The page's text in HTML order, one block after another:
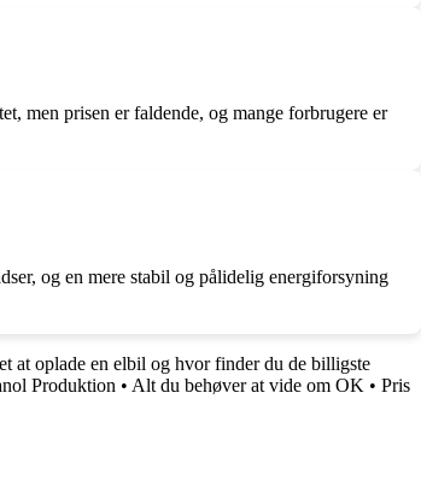
men prisen er faldende, og mange forbrugere er
og en mere stabil og pålidelig energiforsyning
at oplade en elbil og hvor finder du de billigste
Produktion • Alt du behøver at vide om OK • Pris